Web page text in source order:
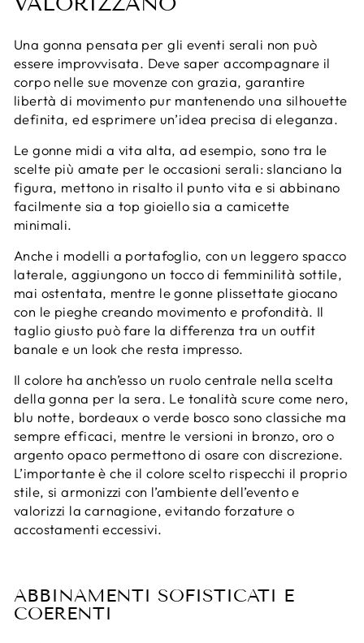
Una gonna pensata per gli eventi serali non può
essere improvvisata. Deve saper accompagnare il
corpo nelle sue movenze con grazia, garantire
libertà di movimento pur mantenendo una silhouette
definita, ed esprimere un’idea precisa di eleganza.
Le gonne midi a vita alta, ad esempio, sono tra le
scelte più amate per le occasioni serali: slanciano la
figura, mettono in risalto il punto vita e si abbinano
facilmente sia a top gioiello sia a camicette
minimali.
Anche i modelli a portafoglio, con un leggero spacco
laterale, aggiungono un tocco di femminilità sottile,
mai ostentata, mentre le gonne plissettate giocano
con le pieghe creando movimento e profondità. Il
taglio giusto può fare la differenza tra un outfit
banale e un look che resta impresso.
Il colore ha anch’esso un ruolo centrale nella scelta
della gonna per la sera. Le tonalità scure come nero,
blu notte, bordeaux o verde bosco sono classiche ma
sempre efficaci, mentre le versioni in bronzo, oro o
argento opaco permettono di osare con discrezione.
L’importante è che il colore scelto rispecchi il proprio
stile, si armonizzi con l’ambiente dell’evento e
valorizzi la carnagione, evitando forzature o
accostamenti eccessivi.
ABBINAMENTI SOFISTICATI E
COERENTI